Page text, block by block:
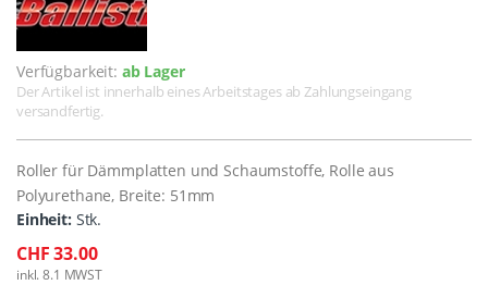
Verfügbarkeit: ab Lager
Der Artikel ist innerhalb eines Arbeitstages ab Zahlungseingang
versandfertig.
Roller für Dämmplatten und Schaumstoffe, Rolle aus
Polyurethane, Breite: 51mm
Einheit: Stk.
CHF 33.00
inkl. 8.1 MWST